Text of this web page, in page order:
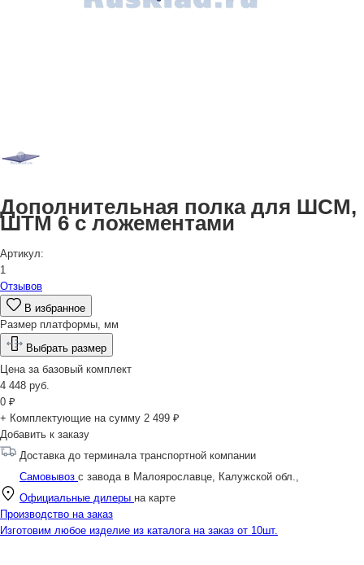
Дополнительная полка для ШСМ,
ШТМ 6 с ложементами
Артикул:
1
Отзывов
В избранное
Размер платформы, мм
Выбрать размер
Цена за базовый комплект
4 448 руб.
0 ₽
+ Комплектующие на сумму 2 499 ₽
Добавить к заказу
Доставка до терминала транспортной компании
Самовывоз с завода в Малоярославце, Калужской обл.,
Официальные дилеры на карте
Производство на заказ
Изготовим любое изделие из каталога на заказ от 10шт.